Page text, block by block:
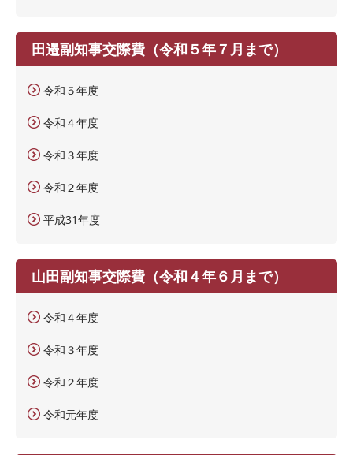
田邉副知事交際費（令和５年７月まで）
令和５年度
令和４年度
令和３年度
令和２年度
平成31年度
山田副知事交際費（令和４年６月まで）
令和４年度
令和３年度
令和２年度
令和元年度